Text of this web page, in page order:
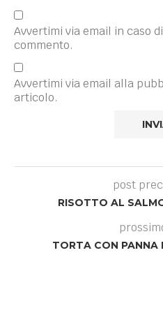
Avvertimi via email in caso
commento.
Avvertimi via email alla
articolo.
post
RISOTTO AL
TORTA CON PANNA